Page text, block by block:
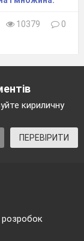
10379
0
кириличну
ПЕРЕВІРИТИ
розробок